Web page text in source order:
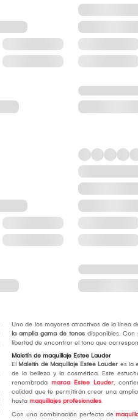
Uno de los mayores atractivos de la línea
la amplia gama de tonos disponibles.
libertad de encontrar el tono que
Maletín de maquillaje Estee Lauder
El Maletín de Maquillaje Estee Lauder es la
de la belleza y la cosmética. Este
renombradamarca Estee Lauder,
calidad que te permitirán crear una
hastamaquillajes profesionales.
Con una combinación perfecta de